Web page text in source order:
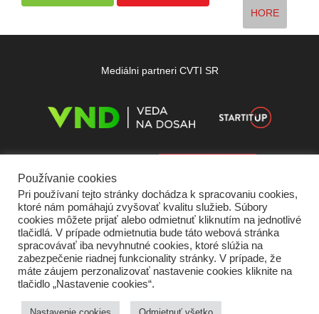
HORE
Mediálni partneri CVTI SR
Domov O nás Kontakt Vydavateľ
Podmienky používania
Ochrana súkromia Štatút súťaží
Používanie cookies
Pri používaní tejto stránky dochádza k spracovaniu cookies,
ktoré nám pomáhajú zvyšovať kvalitu služieb. Súbory
cookies môžete prijať alebo odmietnuť kliknutím na jednotlivé
tlačidlá. V prípade odmietnutia bude táto webová stránka
spracovávať iba nevyhnutné cookies, ktoré slúžia na
zabezpečenie riadnej funkcionality stránky. V prípade, že
máte záujem perzonalizovať nastavenie cookies kliknite na
tlačidlo „Nastavenie cookies“.